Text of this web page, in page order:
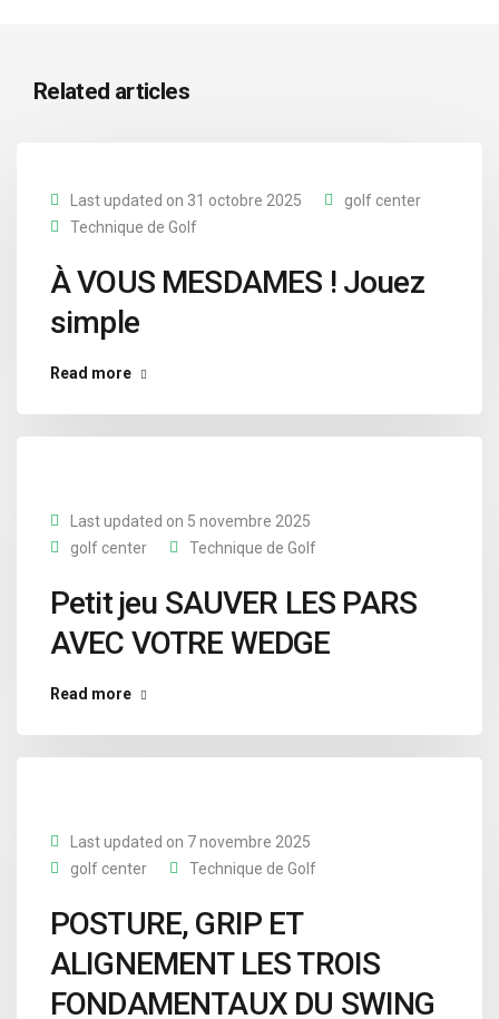
Related articles
Last updated on 31 octobre 2025
golf center
Technique de Golf
À VOUS MESDAMES ! Jouez
simple
Read more
Last updated on 5 novembre 2025
golf center
Technique de Golf
Petit jeu SAUVER LES PARS
AVEC VOTRE WEDGE
Read more
Last updated on 7 novembre 2025
golf center
Technique de Golf
POSTURE, GRIP ET
ALIGNEMENT LES TROIS
FONDAMENTAUX DU SWING